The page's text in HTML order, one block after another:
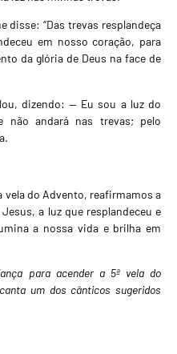
disse: “Das trevas resplandeça
em nosso coração, para
da glória de Deus na face de
dizendo: — Eu sou a luz do
não andará nas trevas; pelo
vela do Advento, reafirmamos a
a luz que resplandeceu e
a nossa vida e brilha em
para acender a 5ª vela do
um dos cânticos sugeridos